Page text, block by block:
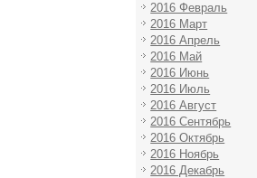
2016 Февраль
2016 Март
2016 Апрель
2016 Май
2016 Июнь
2016 Июль
2016 Август
2016 Сентябрь
2016 Октябрь
2016 Ноябрь
2016 Декабрь